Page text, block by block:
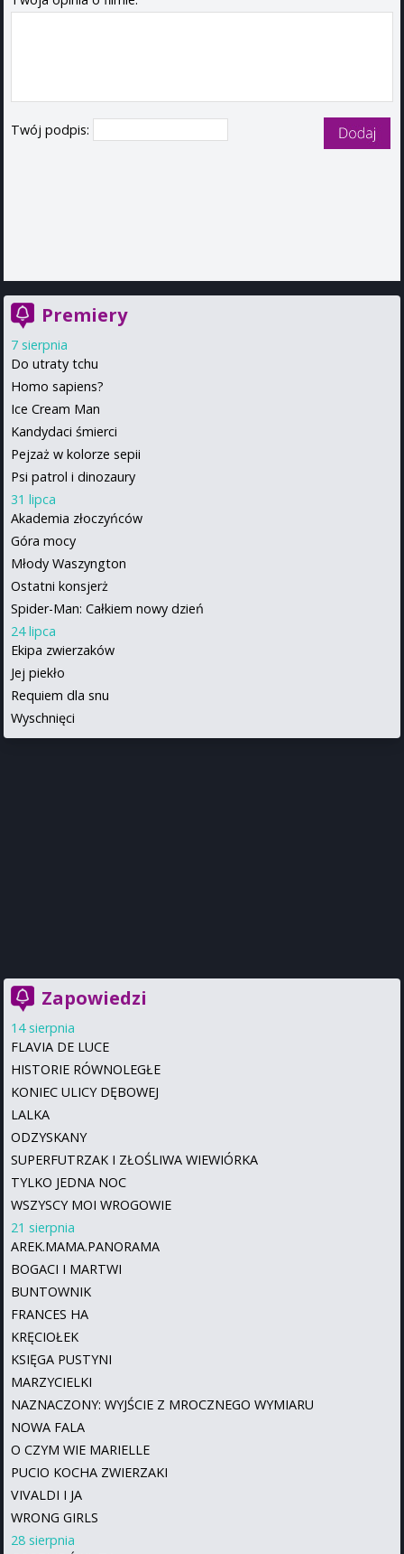
Twój podpis:
Premiery
7 sierpnia
Do utraty tchu
Homo sapiens?
Ice Cream Man
Kandydaci śmierci
Pejzaż w kolorze sepii
Psi patrol i dinozaury
31 lipca
Akademia złoczyńców
Góra mocy
Młody Waszyngton
Ostatni konsjerż
Spider-Man: Całkiem nowy dzień
24 lipca
Ekipa zwierzaków
Jej piekło
Requiem dla snu
Wyschnięci
Zapowiedzi
14 sierpnia
FLAVIA DE LUCE
HISTORIE RÓWNOLEGŁE
KONIEC ULICY DĘBOWEJ
LALKA
ODZYSKANY
SUPERFUTRZAK I ZŁOŚLIWA WIEWIÓRKA
TYLKO JEDNA NOC
WSZYSCY MOI WROGOWIE
21 sierpnia
AREK.MAMA.PANORAMA
BOGACI I MARTWI
BUNTOWNIK
FRANCES HA
KRĘCIOŁEK
KSIĘGA PUSTYNI
MARZYCIELKI
NAZNACZONY: WYJŚCIE Z MROCZNEGO WYMIARU
NOWA FALA
O CZYM WIE MARIELLE
PUCIO KOCHA ZWIERZAKI
VIVALDI I JA
WRONG GIRLS
28 sierpnia